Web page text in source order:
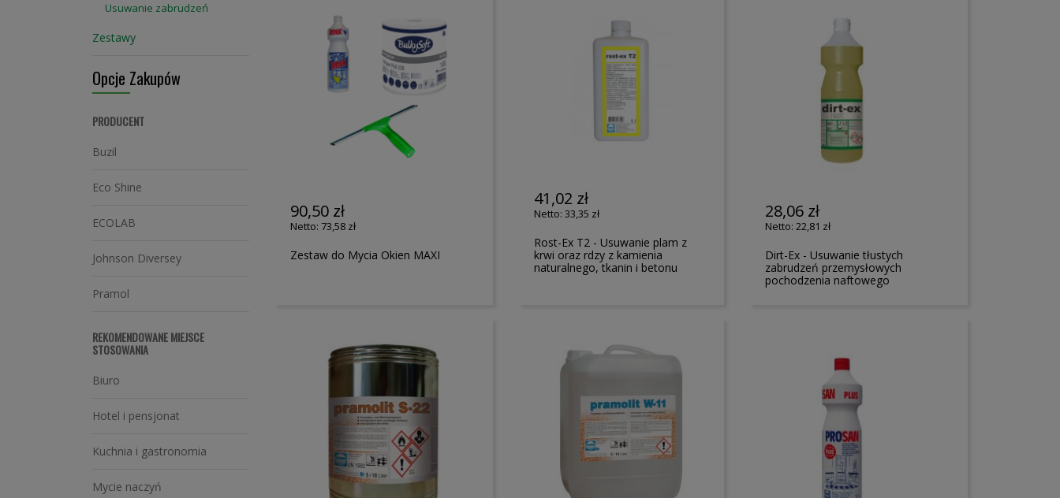
90,50 zł
73,58 zł
Zestaw do Mycia Okien MAXI
41,02 zł
33,35 zł
Rost-Ex T2 - Usuwanie plam z
krwi oraz rdzy z kamienia
naturalnego, tkanin i betonu
28,06 zł
22,81 zł
Dirt-Ex - Usuwanie tłustych
zabrudzeń przemysłowych
pochodzenia naftowego
Usuwanie zabrudzeń
Zestawy
Opcje Zakupów
PRODUCENT
Buzil
Eco Shine
ECOLAB
Johnson Diversey
Pramol
REKOMENDOWANE MIEJSCE
STOSOWANIA
Biuro
Hotel i pensjonat
Kuchnia i gastronomia
Mycie naczyń